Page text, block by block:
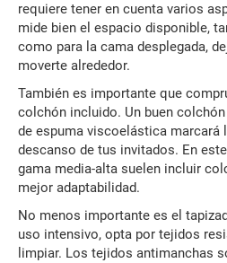
requiere tener en cuenta varios
mide bien el espacio disponible,
como para la cama desplegada,
moverte alrededor.
También es importante que
colchón incluido. Un buen
de espuma viscoelástica marcará
descanso de tus invitados. En
gama media-alta suelen incluir
mejor adaptabilidad.
No menos importante es el
uso intensivo, opta por tejidos
limpiar. Los tejidos antimanchas